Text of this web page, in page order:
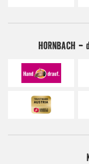
HORNBACH